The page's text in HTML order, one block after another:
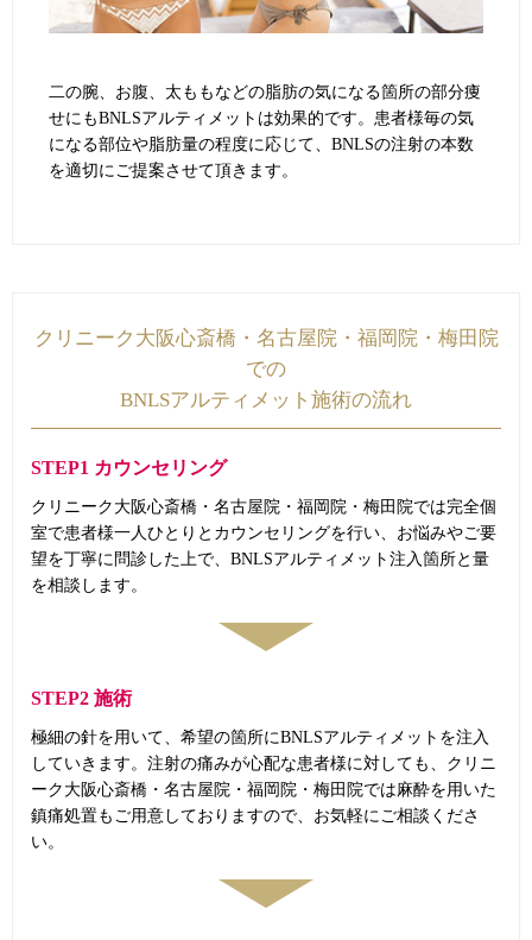
二の腕、お腹、太ももなどの脂肪の気になる箇所の部分痩
せにもBNLSアルティメットは効果的です。患者様毎の気
になる部位や脂肪量の程度に応じて、BNLSの注射の本数
を適切にご提案させて頂きます。
クリニーク大阪心斎橋・名古屋院・福岡院・梅田院
での
BNLSアルティメット施術の流れ
STEP1 カウンセリング
クリニーク大阪心斎橋・名古屋院・福岡院・梅田院では完全個
室で患者様一人ひとりとカウンセリングを行い、お悩みやご要
望を丁寧に問診した上で、BNLSアルティメット注入箇所と量
を相談します。
STEP2 施術
極細の針を用いて、希望の箇所にBNLSアルティメットを注入
していきます。注射の痛みが心配な患者様に対しても、クリニ
ーク大阪心斎橋・名古屋院・福岡院・梅田院では麻酔を用いた
鎮痛処置もご用意しておりますので、お気軽にご相談くださ
い。